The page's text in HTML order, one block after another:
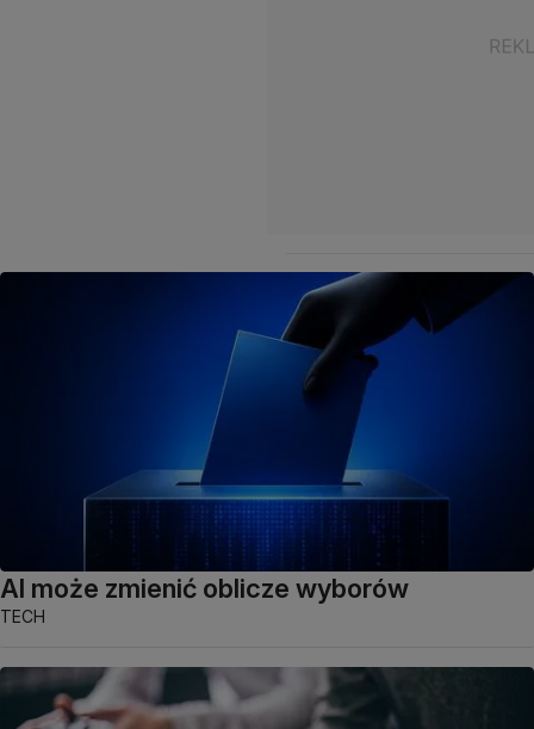
AI może zmienić oblicze wyborów
TECH